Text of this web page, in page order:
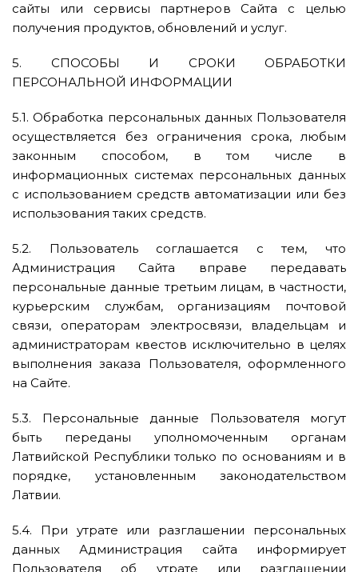
сайты или сервисы партнеров Сайта с целью
получения продуктов, обновлений и услуг.
5. СПОСОБЫ И СРОКИ ОБРАБОТКИ
ПЕРСОНАЛЬНОЙ ИНФОРМАЦИИ
5.1. Обработка персональных данных Пользователя
осуществляется без ограничения срока, любым
законным способом, в том числе в
информационных системах персональных данных
с использованием средств автоматизации или без
использования таких средств.
5.2. Пользователь соглашается с тем, что
Администрация Сайта вправе передавать
персональные данные третьим лицам, в частности,
курьерским службам, организациям почтовой
связи, операторам электросвязи, владельцам и
администраторам квестов исключительно в целях
выполнения заказа Пользователя, оформленного
на Сайте.
5.3. Персональные данные Пользователя могут
быть переданы уполномоченным органам
Латвийской Республики только по основаниям и в
порядке, установленным законодательством
Латвии.
5.4. При утрате или разглашении персональных
данных Администрация сайта информирует
Пользователя об утрате или разглашении